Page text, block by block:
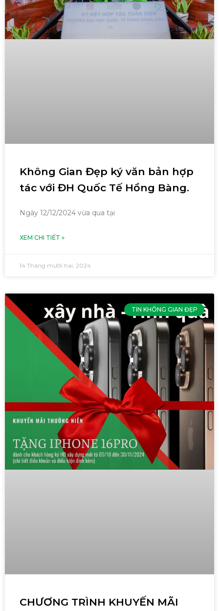
Không Gian Đẹp ký văn bản hợp
tác với ĐH Quốc Tế Hồng Bàng.
Ngày 12/12/2024 vừa qua tại
XEM CHI TIẾT »
14 Tháng mười hai, 2024
TIN KHÔNG GIAN ĐẸP
CHƯƠNG TRÌNH KHUYẾN MÃI